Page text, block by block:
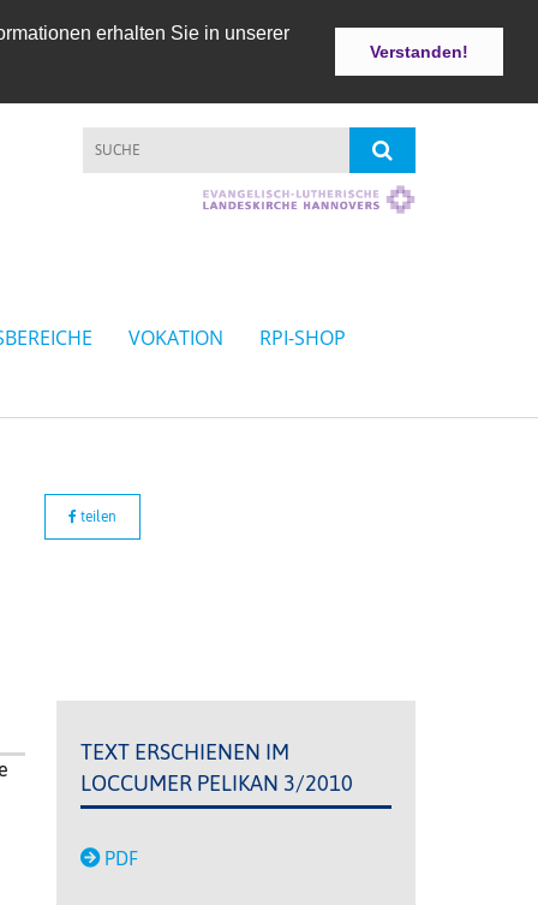
erhalten Sie in unserer
Verstanden!
VOKATION
RPI-SHOP
teilen
TEXT ERSCHIENEN IM
LOCCUMER PELIKAN 3/2010
PDF